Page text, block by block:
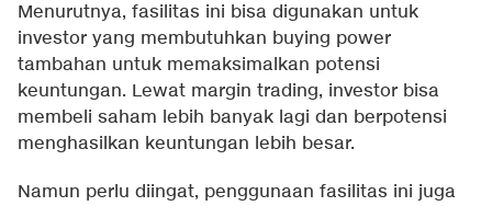
Menurutnya, fasilitas ini bisa digunakan untuk
investor yang membutuhkan buying power
tambahan untuk memaksimalkan potensi
keuntungan. Lewat margin trading, investor bisa
membeli saham lebih banyak lagi dan berpotensi
menghasilkan keuntungan lebih besar.
Namun perlu diingat, penggunaan fasilitas ini juga